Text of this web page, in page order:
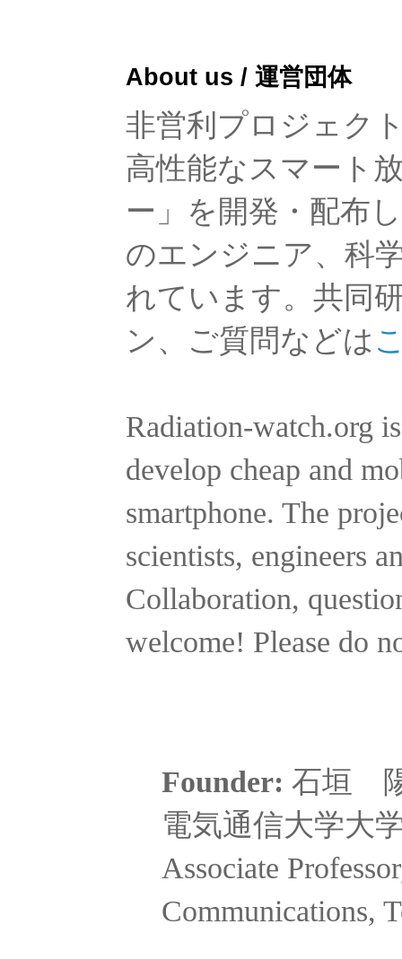
About us / 運営団体
非営利プロジェク
高性能なスマート
ー」を開発・配布
のエンジニア、科
れています。共同
ン、ご質問などは
Radiation-watch.org
develop cheap and
smartphone. The
scientists, engineers
Collaboration,
welcome! Please do
Founder: 石垣
電気通信大学大
Associate
Communications,